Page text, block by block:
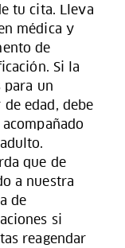
tu cita. Lleva
médica y
de
Si la
para un
de edad, debe
que de
a nuestra
de
si
reagendar